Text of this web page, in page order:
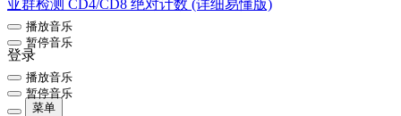
亚群检测 CD4/CD8 绝对计数 (详细易懂版)
播放音乐
暂停音乐
登录
播放音乐
暂停音乐
菜单